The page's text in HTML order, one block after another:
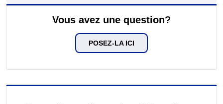
Vous avez une question?
POSEZ-LA ICI